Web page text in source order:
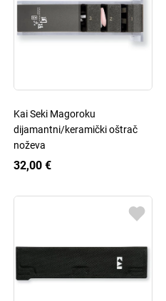
Kai Seki Magoroku
dijamantni/keramički oštrač
noževa
32,00 €